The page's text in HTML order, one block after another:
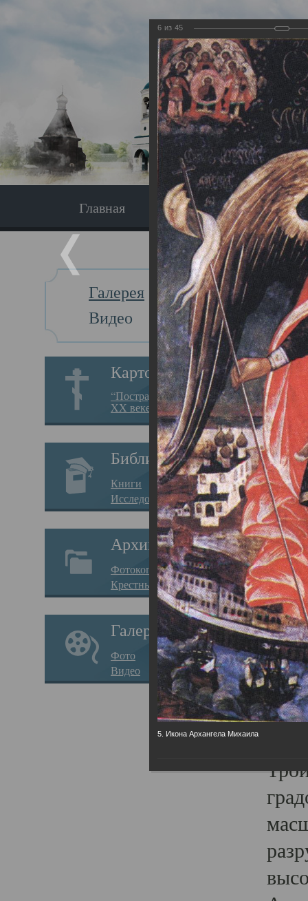
Главная Экскурсия
Галерея
Видео
Картотека
“Пострадавшие за веру в
XX веке на Севере”
Библиотека
Книги
Исследования
Архив
Фотокопии дел
Крестные ходы
Галерея
Фото
Видео
Главная
6 из 45
5. Икона Архангела Михаила